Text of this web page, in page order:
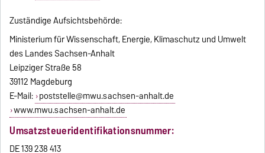
Zuständige Aufsichtsbehörde:
Ministerium für Wissenschaft, Energie, Klimaschutz und Umwelt
des Landes Sachsen-Anhalt
Leipziger Straße 58
39112 Magdeburg
E-Mail: poststelle@mwu.sachsen-anhalt.de
www.mwu.sachsen-anhalt.de
Umsatzsteueridentifikationsnummer:
DE 139 238 413